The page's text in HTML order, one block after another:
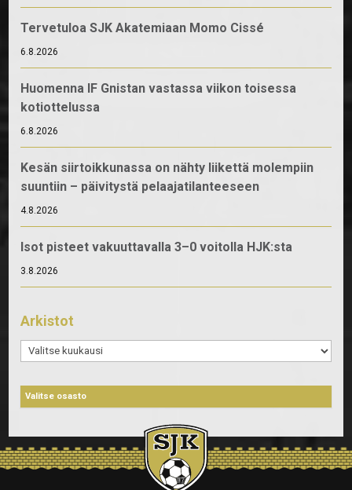
Tervetuloa SJK Akatemiaan Momo Cissé
6.8.2026
Huomenna IF Gnistan vastassa viikon toisessa
kotiottelussa
6.8.2026
Kesän siirtoikkunassa on nähty liikettä molempiin
suuntiin – päivitystä pelaajatilanteeseen
4.8.2026
Isot pisteet vakuuttavalla 3–0 voitolla HJK:sta
3.8.2026
Arkistot
Arkistot